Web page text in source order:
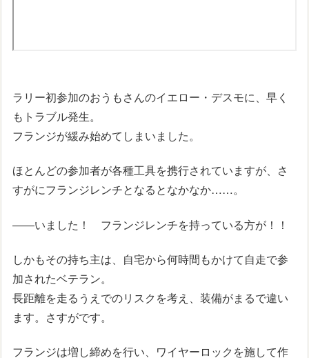
ラリー初参加のおうもさんのイエロー・デスモに、早く
もトラブル発生。
フランジが緩み始めてしまいました。
ほとんどの参加者が各種工具を携行されていますが、さ
すがにフランジレンチとなるとなかなか……。
――いました！ フランジレンチを持っている方が！！
しかもその持ち主は、自宅から何時間もかけて自走で参
加されたベテラン。
長距離を走るうえでのリスクを考え、装備がまるで違い
ます。さすがです。
フランジは増し締めを行い、ワイヤーロックを施して作